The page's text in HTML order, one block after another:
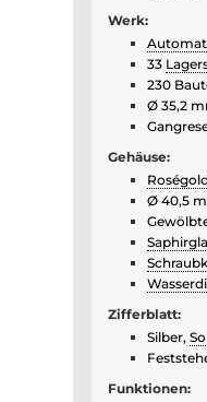
Werk:
33
230
Ø 35,2
Gehäuse:
Ø 40,5
Zifferblatt:
Silber,
Funktionen: